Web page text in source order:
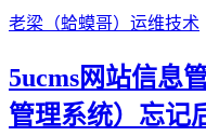
老梁（蛤蟆哥） 运维技术
5ucms网站信息
管理系统）忘记